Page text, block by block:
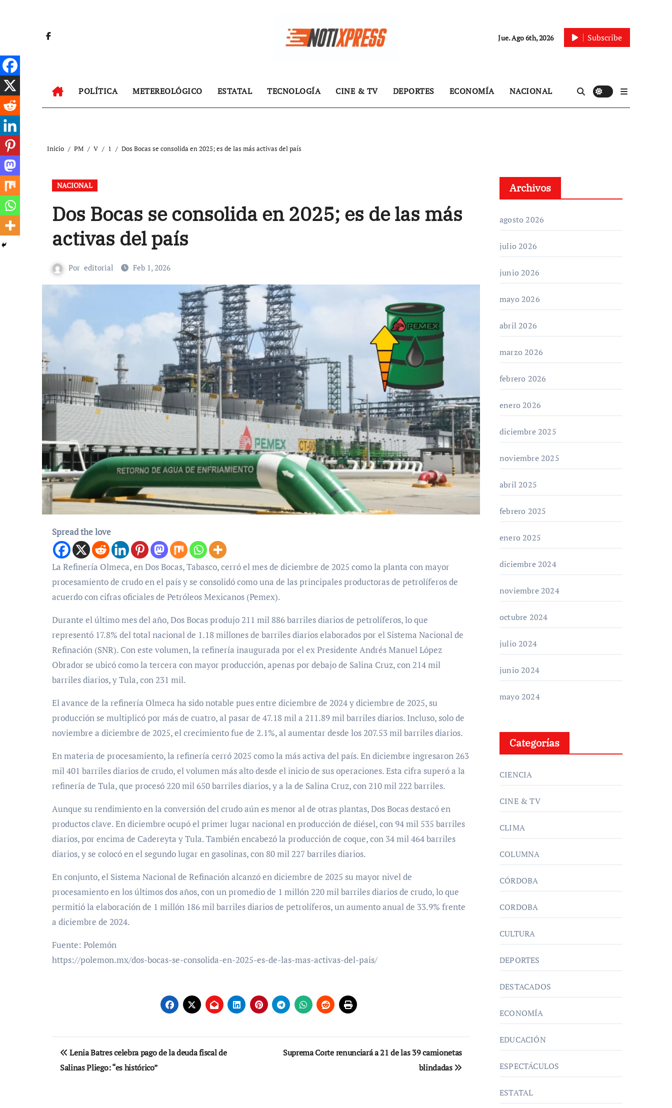
Jue. Ago 6th, 2026 Subscribe
POLÍTICA METEREOLÓGICO ESTATAL TECNOLOGÍA CINE & TV DEPORTES ECONOMÍA NACIONAL
Inicio PM V 1 Dos Bocas se consolida en 2025; es de las más activas del país
NACIONAL
Dos Bocas se consolida en 2025; es de las más
activas del país
Por editorial Feb 1, 2026
Spread the love
La Refinería Olmeca, en Dos Bocas, Tabasco, cerró el mes de diciembre de 2025 como la planta con mayor
procesamiento de crudo en el país y se consolidó como una de las principales productoras de petrolíferos de
acuerdo con cifras oficiales de Petróleos Mexicanos (Pemex).
Durante el último mes del año, Dos Bocas produjo 211 mil 886 barriles diarios de petrolíferos, lo que
representó 17.8% del total nacional de 1.18 millones de barriles diarios elaborados por el Sistema Nacional de
Refinación (SNR). Con este volumen, la refinería inaugurada por el ex Presidente Andrés Manuel López
Obrador se ubicó como la tercera con mayor producción, apenas por debajo de Salina Cruz, con 214 mil
barriles diarios, y Tula, con 231 mil.
El avance de la refinería Olmeca ha sido notable pues entre diciembre de 2024 y diciembre de 2025, su
producción se multiplicó por más de cuatro, al pasar de 47.18 mil a 211.89 mil barriles diarios. Incluso, solo de
noviembre a diciembre de 2025, el crecimiento fue de 2.1%, al aumentar desde los 207.53 mil barriles diarios.
En materia de procesamiento, la refinería cerró 2025 como la más activa del país. En diciembre ingresaron 263
mil 401 barriles diarios de crudo, el volumen más alto desde el inicio de sus operaciones. Esta cifra superó a la
refinería de Tula, que procesó 220 mil 650 barriles diarios, y a la de Salina Cruz, con 210 mil 222 barriles.
Aunque su rendimiento en la conversión del crudo aún es menor al de otras plantas, Dos Bocas destacó en
productos clave. En diciembre ocupó el primer lugar nacional en producción de diésel, con 94 mil 535 barriles
diarios, por encima de Cadereyta y Tula. También encabezó la producción de coque, con 34 mil 464 barriles
diarios, y se colocó en el segundo lugar en gasolinas, con 80 mil 227 barriles diarios.
En conjunto, el Sistema Nacional de Refinación alcanzó en diciembre de 2025 su mayor nivel de
procesamiento en los últimos dos años, con un promedio de 1 millón 220 mil barriles diarios de crudo, lo que
permitió la elaboración de 1 millón 186 mil barriles diarios de petrolíferos, un aumento anual de 33.9% frente
a diciembre de 2024.
Fuente: Polemón
https://polemon.mx/dos-bocas-se-consolida-en-2025-es-de-las-mas-activas-del-pais/
Navegación
de
Lenia Batres celebra pago de la deuda fiscal de
Salinas Pliego: “es histórico”
Suprema Corte renunciará a 21 de las 39 camionetas
blindadas
Archivos
agosto 2026
julio 2026
junio 2026
mayo 2026
abril 2026
marzo 2026
febrero 2026
enero 2026
diciembre 2025
noviembre 2025
abril 2025
febrero 2025
enero 2025
diciembre 2024
noviembre 2024
octubre 2024
julio 2024
junio 2024
mayo 2024
Categorías
CIENCIA
CINE & TV
CLIMA
COLUMNA
CÓRDOBA
CORDOBA
CULTURA
DEPORTES
DESTACADOS
ECONOMÍA
EDUCACIÓN
ESPECTÁCULOS
ESTATAL